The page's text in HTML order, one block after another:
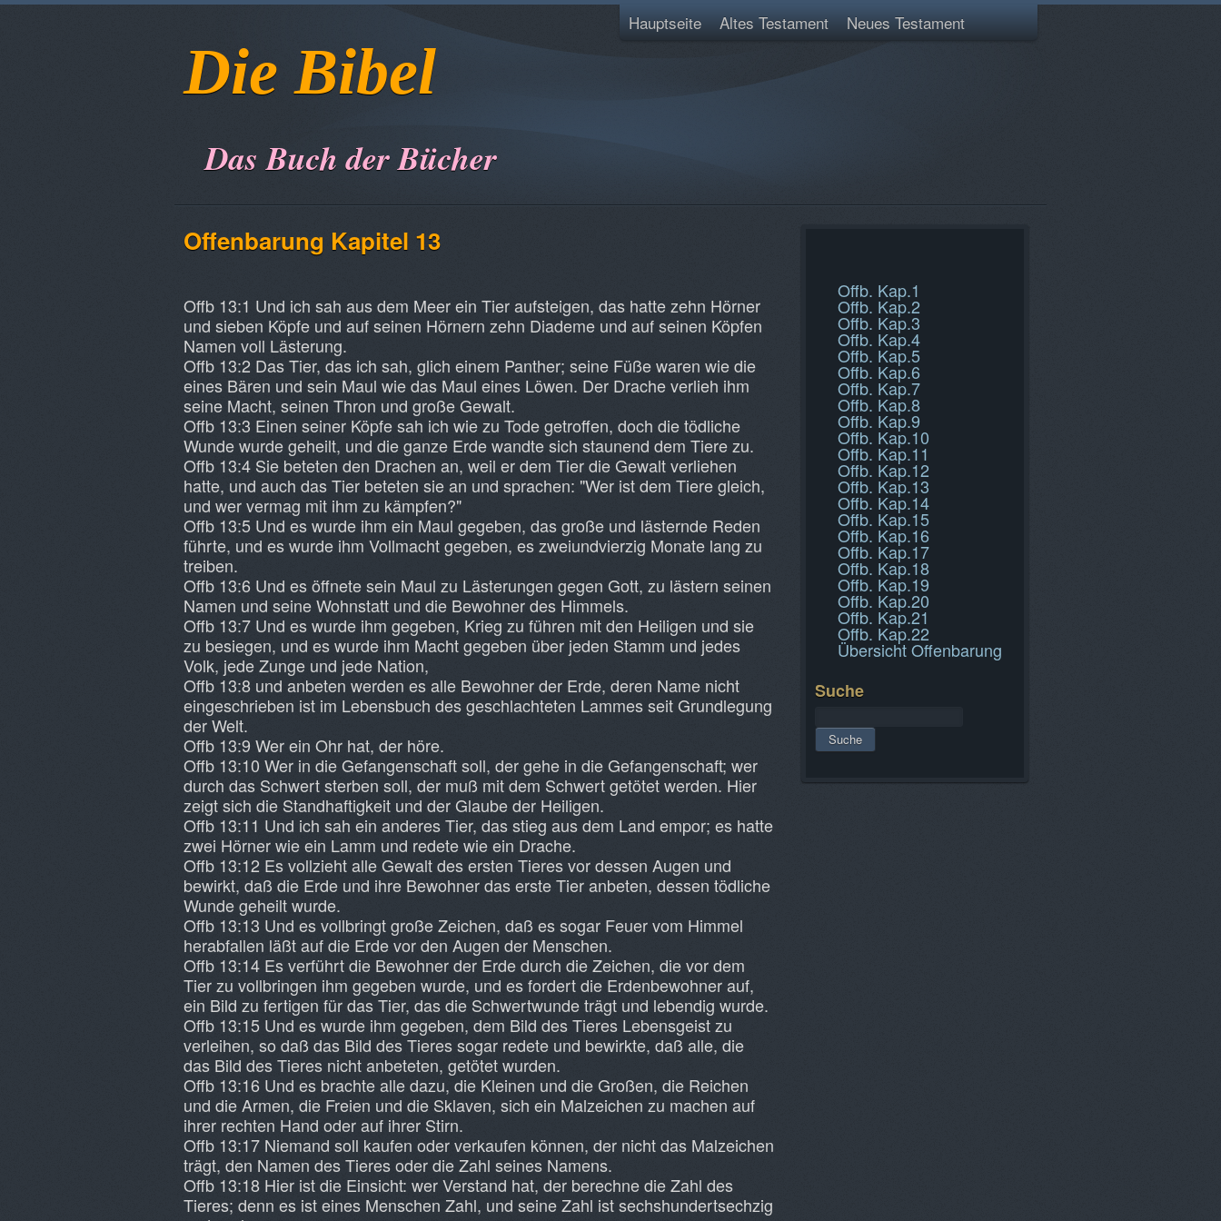
Die Bibel
Das Buch der Bücher
Hauptseite Altes Testament Neues Testament
Offenbarung Kapitel 13
Offb 13:1 Und ich sah aus dem Meer ein Tier aufsteigen, das hatte zehn Hörner
und sieben Köpfe und auf seinen Hörnern zehn Diademe und auf seinen Köpfen
Namen voll Lästerung.
Offb 13:2 Das Tier, das ich sah, glich einem Panther; seine Füße waren wie die
eines Bären und sein Maul wie das Maul eines Löwen. Der Drache verlieh ihm
seine Macht, seinen Thron und große Gewalt.
Offb 13:3 Einen seiner Köpfe sah ich wie zu Tode getroffen, doch die tödliche
Wunde wurde geheilt, und die ganze Erde wandte sich staunend dem Tiere zu.
Offb 13:4 Sie beteten den Drachen an, weil er dem Tier die Gewalt verliehen
hatte, und auch das Tier beteten sie an und sprachen: "Wer ist dem Tiere gleich,
und wer vermag mit ihm zu kämpfen?"
Offb 13:5 Und es wurde ihm ein Maul gegeben, das große und lästernde Reden
führte, und es wurde ihm Vollmacht gegeben, es zweiundvierzig Monate lang zu
treiben.
Offb 13:6 Und es öffnete sein Maul zu Lästerungen gegen Gott, zu lästern seinen
Namen und seine Wohnstatt und die Bewohner des Himmels.
Offb 13:7 Und es wurde ihm gegeben, Krieg zu führen mit den Heiligen und sie
zu besiegen, und es wurde ihm Macht gegeben über jeden Stamm und jedes
Volk, jede Zunge und jede Nation,
Offb 13:8 und anbeten werden es alle Bewohner der Erde, deren Name nicht
eingeschrieben ist im Lebensbuch des geschlachteten Lammes seit Grundlegung
der Welt.
Offb 13:9 Wer ein Ohr hat, der höre.
Offb 13:10 Wer in die Gefangenschaft soll, der gehe in die Gefangenschaft; wer
durch das Schwert sterben soll, der muß mit dem Schwert getötet werden. Hier
zeigt sich die Standhaftigkeit und der Glaube der Heiligen.
Offb 13:11 Und ich sah ein anderes Tier, das stieg aus dem Land empor; es hatte
zwei Hörner wie ein Lamm und redete wie ein Drache.
Offb 13:12 Es vollzieht alle Gewalt des ersten Tieres vor dessen Augen und
bewirkt, daß die Erde und ihre Bewohner das erste Tier anbeten, dessen tödliche
Wunde geheilt wurde.
Offb 13:13 Und es vollbringt große Zeichen, daß es sogar Feuer vom Himmel
herabfallen läßt auf die Erde vor den Augen der Menschen.
Offb 13:14 Es verführt die Bewohner der Erde durch die Zeichen, die vor dem
Tier zu vollbringen ihm gegeben wurde, und es fordert die Erdenbewohner auf,
ein Bild zu fertigen für das Tier, das die Schwertwunde trägt und lebendig wurde.
Offb 13:15 Und es wurde ihm gegeben, dem Bild des Tieres Lebensgeist zu
verleihen, so daß das Bild des Tieres sogar redete und bewirkte, daß alle, die
das Bild des Tieres nicht anbeteten, getötet wurden.
Offb 13:16 Und es brachte alle dazu, die Kleinen und die Großen, die Reichen
und die Armen, die Freien und die Sklaven, sich ein Malzeichen zu machen auf
ihrer rechten Hand oder auf ihrer Stirn.
Offb 13:17 Niemand soll kaufen oder verkaufen können, der nicht das Malzeichen
trägt, den Namen des Tieres oder die Zahl seines Namens.
Offb 13:18 Hier ist die Einsicht: wer Verstand hat, der berechne die Zahl des
Tieres; denn es ist eines Menschen Zahl, und seine Zahl ist sechshundertsechzig
Offb. Kap.1
Offb. Kap.2
Offb. Kap.3
Offb. Kap.4
Offb. Kap.5
Offb. Kap.6
Offb. Kap.7
Offb. Kap.8
Offb. Kap.9
Offb. Kap.10
Offb. Kap.11
Offb. Kap.12
Offb. Kap.13
Offb. Kap.14
Offb. Kap.15
Offb. Kap.16
Offb. Kap.17
Offb. Kap.18
Offb. Kap.19
Offb. Kap.20
Offb. Kap.21
Offb. Kap.22
Übersicht Offenbarung
Suche